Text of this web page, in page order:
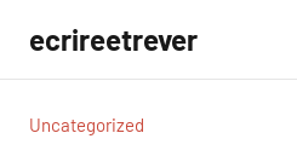
contenu
ecrireetrever
Uncategorized